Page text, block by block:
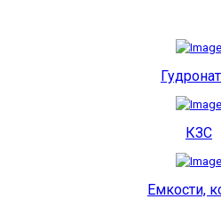
КЗС
Емкости,